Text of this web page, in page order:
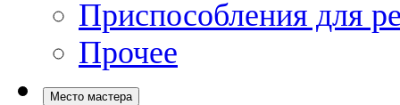
Приспособления для
Прочее
Место мастера